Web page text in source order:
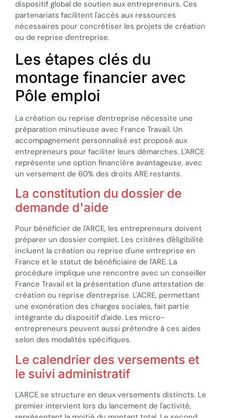
dispositif global de soutien aux entrepreneurs. Ces
partenariats facilitent l'accès aux ressources
nécessaires pour concrétiser les projets de création
ou de reprise d'entreprise.
Les étapes clés du
montage financier avec
Pôle emploi
La création ou reprise d'entreprise nécessite une
préparation minutieuse avec France Travail. Un
accompagnement personnalisé est proposé aux
entrepreneurs pour faciliter leurs démarches. L'ARCE
représente une option financière avantageuse, avec
un versement de 60% des droits ARE restants.
La constitution du dossier de
demande d'aide
Pour bénéficier de l'ARCE, les entrepreneurs doivent
préparer un dossier complet. Les critères d'éligibilité
incluent la création ou reprise d'une entreprise en
France et le statut de bénéficiaire de l'ARE. La
procédure implique une rencontre avec un conseiller
France Travail et la présentation d'une attestation de
création ou reprise d'entreprise. L'ACRE, permettant
une exonération des charges sociales, fait partie
intégrante du dispositif d'aide. Les micro-
entrepreneurs peuvent aussi prétendre à ces aides
selon des modalités spécifiques.
Le calendrier des versements et
le suivi administratif
L'ARCE se structure en deux versements distincts. Le
premier intervient lors du lancement de l'activité,